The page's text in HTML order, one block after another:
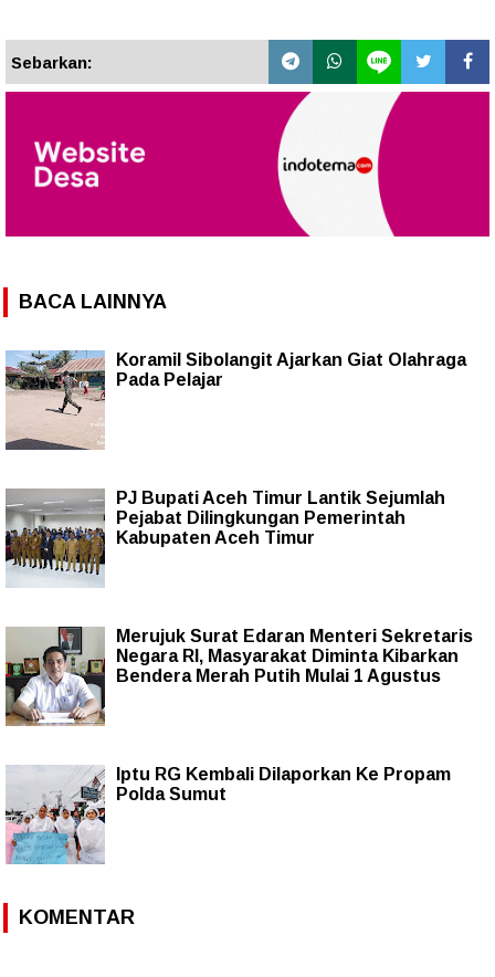
Sebarkan:
BACA LAINNYA
Koramil Sibolangit Ajarkan Giat Olahraga
Pada Pelajar
PJ Bupati Aceh Timur Lantik Sejumlah
Pejabat Dilingkungan Pemerintah
Kabupaten Aceh Timur
Merujuk Surat Edaran Menteri Sekretaris
Negara RI, Masyarakat Diminta Kibarkan
Bendera Merah Putih Mulai 1 Agustus
Iptu RG Kembali Dilaporkan Ke Propam
Polda Sumut
KOMENTAR